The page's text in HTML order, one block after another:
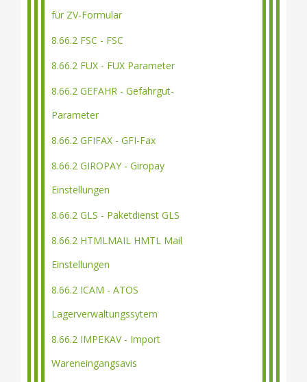
für ZV-Formular
8.66.2 FSC - FSC
8.66.2 FUX - FUX Parameter
8.66.2 GEFAHR - Gefahrgut-
Parameter
8.66.2 GFIFAX - GFI-Fax
8.66.2 GIROPAY - Giropay
Einstellungen
8.66.2 GLS - Paketdienst GLS
8.66.2 HTMLMAIL HMTL Mail
Einstellungen
8.66.2 ICAM - ATOS
Lagerverwaltungssytem
8.66.2 IMPEKAV - Import
Wareneingangsavis